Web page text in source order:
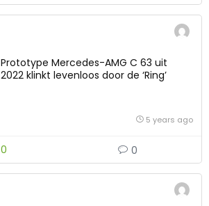
Prototype Mercedes-AMG C 63 uit
2022 klinkt levenloos door de ‘Ring’
5 years ago
0 0